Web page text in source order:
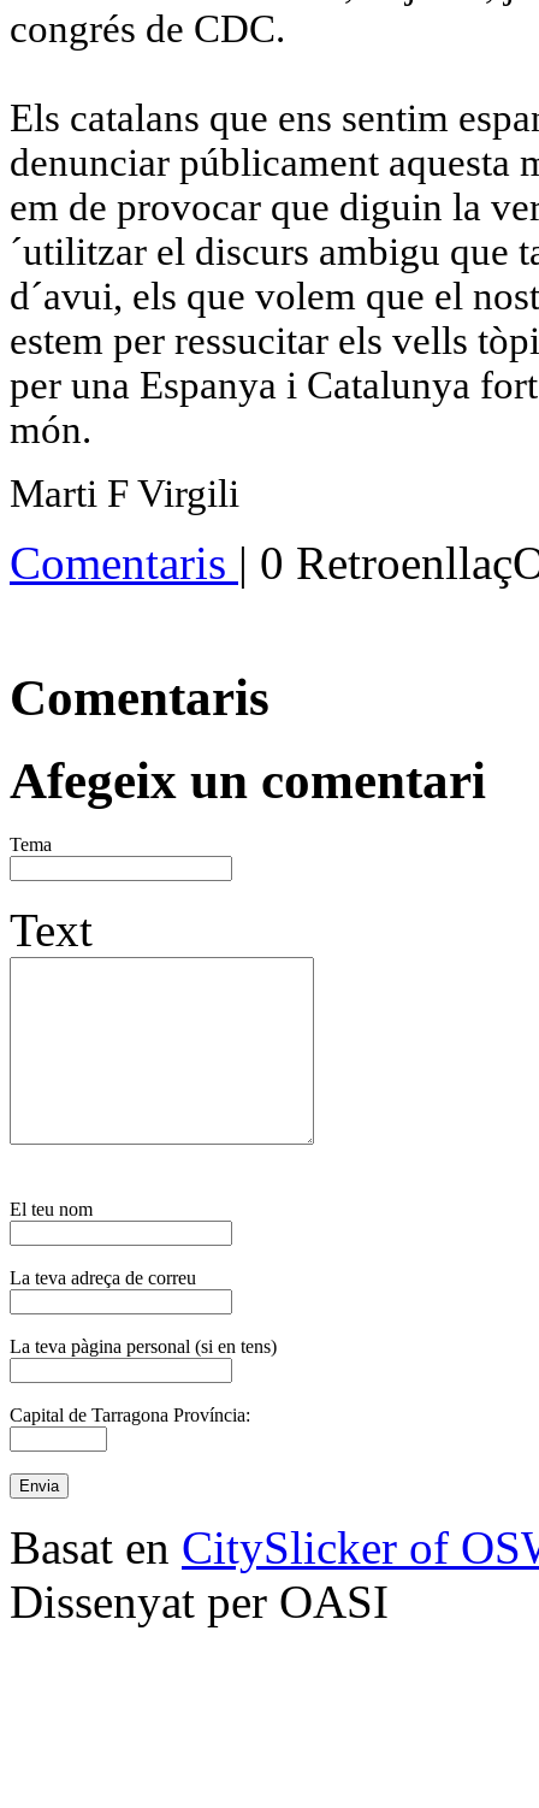
congrés de CDC.
Els catalans que ens sentim
denunciar públicament aquesta
em de provocar que diguin la
´utilitzar el discurs ambigu que
d´avui, els que volem que el
estem per ressucitar els vells
per una Espanya i Catalunya
món.
Marti F Virgili
Comentaris | 0
Comentaris
Afegeix un comentari
Tema
Text
El teu nom
La teva adreça de correu
La teva pàgina personal (si en tens)
Capital de Tarragona Província:
Basat en CitySlicker of
Dissenyat per OASI